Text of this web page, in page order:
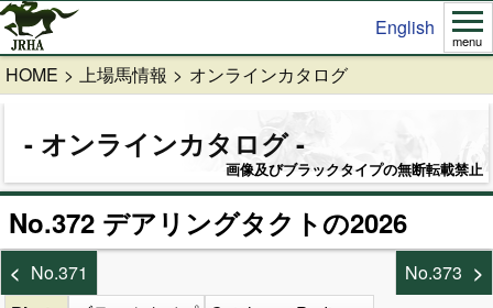
English
menu
HOME 上場馬情報 オンラインカタログ
オンラインカタログ
画像及びブラックタイプの無断転載禁止
No.372 デアリングタクトの2026
No.371
No.373